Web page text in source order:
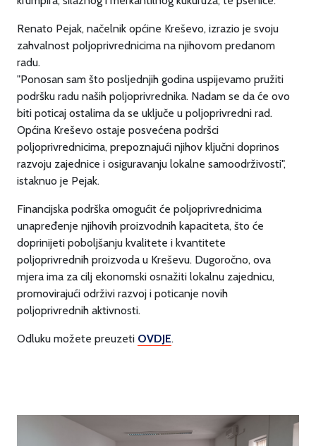
Renato Pejak, načelnik općine Kreševo, izrazio je svoju
zahvalnost poljoprivrednicima na njihovom predanom
radu.
"Ponosan sam što posljednjih godina uspijevamo pružiti
podršku radu naših poljoprivrednika. Nadam se da će ovo
biti poticaj ostalima da se uključe u poljoprivredni rad.
Općina Kreševo ostaje posvećena podršci
poljoprivrednicima, prepoznajući njihov ključni doprinos
razvoju zajednice i osiguravanju lokalne samoodrživosti",
istaknuo je Pejak.
Financijska podrška omogućit će poljoprivrednicima
unapređenje njihovih proizvodnih kapaciteta, što će
doprinijeti poboljšanju kvalitete i kvantitete
poljoprivrednih proizvoda u Kreševu. Dugoročno, ova
mjera ima za cilj ekonomski osnažiti lokalnu zajednicu,
promovirajući održivi razvoj i poticanje novih
poljoprivrednih aktivnosti.
Odluku možete preuzeti OVDJE.